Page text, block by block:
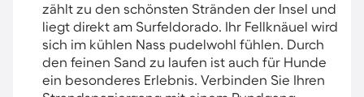
zählt zu den schönsten Stränden der Insel und
liegt direkt am Surfeldorado. Ihr Fellknäuel wird
sich im kühlen Nass pudelwohl fühlen. Durch
den feinen Sand zu laufen ist auch für Hunde
ein besonderes Erlebnis. Verbinden Sie Ihren